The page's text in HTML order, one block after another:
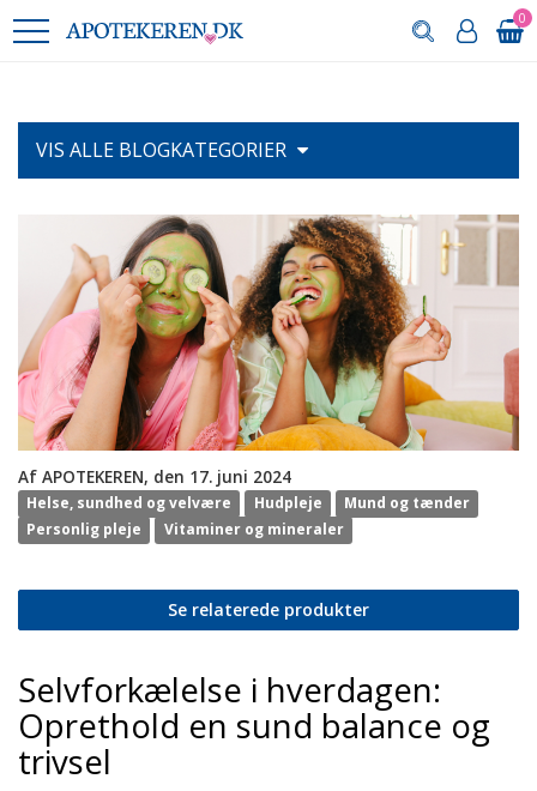
0
VIS ALLE BLOGKATEGORIER
Af APOTEKEREN, den 17. juni 2024
Helse, sundhed og velvære Hudpleje
Mund og tænder
Personlig pleje
Vitaminer og mineraler
Se relaterede produkter
Selvforkælelse i hverdagen:
Oprethold en sund balance og
trivsel